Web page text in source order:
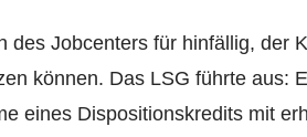
des Jobcenters für hinfällig, der
können. Das LSG führte aus:
eines Dispositionskredits mit